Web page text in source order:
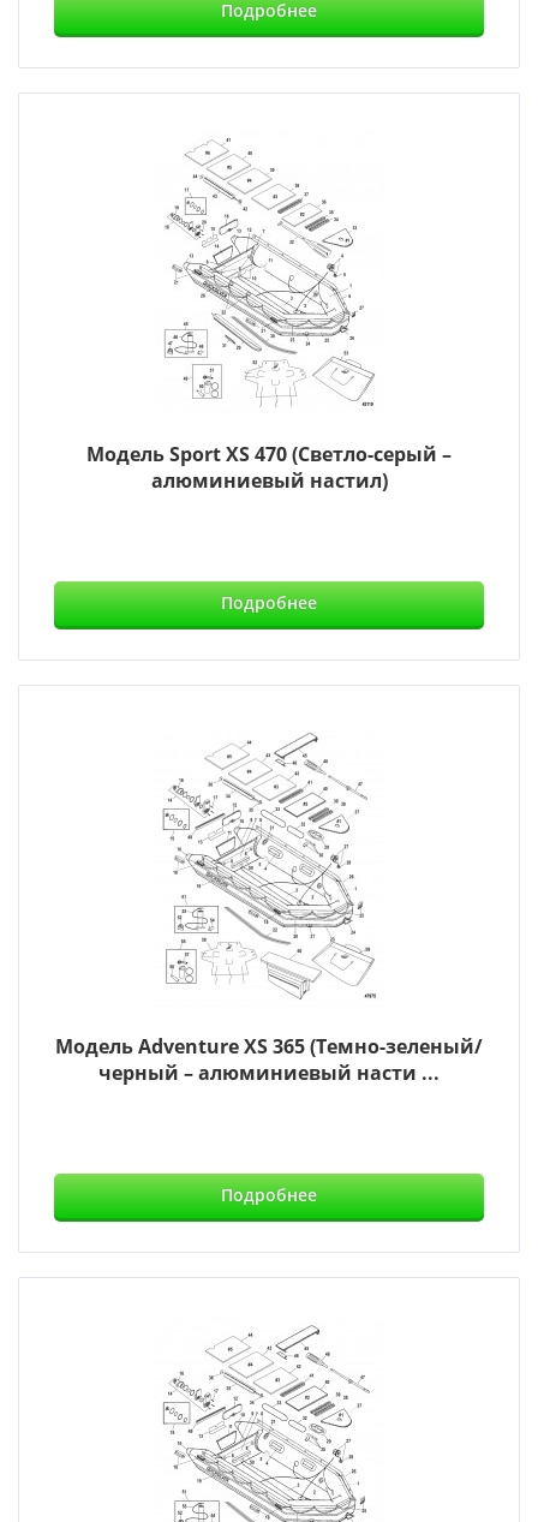
Подробнее
Модель Sport XS 470 (Светло-серый –
алюминиевый настил)
Подробнее
Модель Adventure XS 365 (Темно-зеленый/
черный – алюминиевый насти ...
Подробнее